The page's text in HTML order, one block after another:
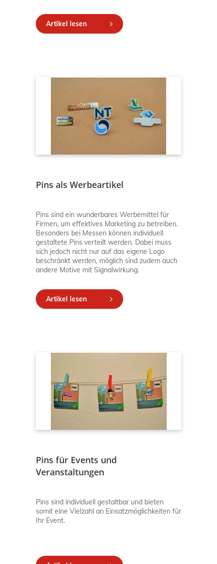
Artikel lesen
Pins als Werbeartikel
Pins sind ein wunderbares Werbemittel für
Firmen, um effektives Marketing zu betreiben.
Besonders bei Messen können individuell
gestaltete Pins verteilt werden. Dabei muss
sich jedoch nicht nur auf das eigene Logo
beschränkt werden, möglich sind zudem auch
andere Motive mit Signalwirkung.
Artikel lesen
Pins für Events und
Veranstaltungen
Pins sind individuell gestaltbar und bieten
somit eine Vielzahl an Einsatzmöglichkeiten für
Ihr Event.